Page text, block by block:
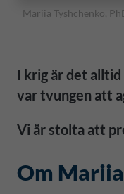
Mariia Tyshchenko,
I krig är det
var tvungen att
Vi är stolta att
Om Mariia